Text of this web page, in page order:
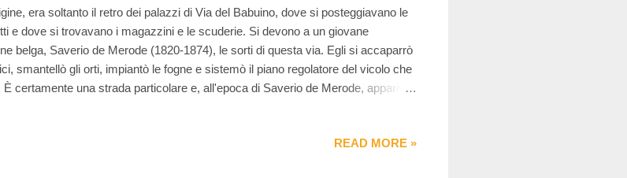
era soltanto il retro dei palazzi di Via del Babuino, dove si posteggiavano le
e dove si trovavano i magazzini e le scuderie. Si devono a un giovane
belga, Saverio de Merode (1820-1874), le sorti di questa via. Egli si accaparrò
smantellò gli orti, impiantò le fogne e sistemò il piano regolatore del vicolo che
certamente una strada particolare e, all'epoca di Saverio de Merode, appariva
si possono ammirare, ma anche acquistare opere d’arte, un luogo dove l’arte si
READ MORE »